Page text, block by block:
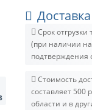
Доставка
Срок отгрузки
(при наличии на
подтверждения
Стоимость
составляет 500
области и в